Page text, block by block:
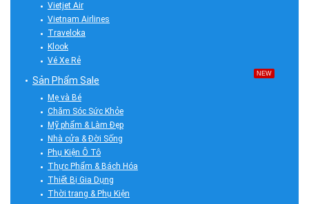
Vietjet Air
Vietnam Airlines
Traveloka
Klook
Vé Xe Rẻ
Sản Phẩm Sale
NEW
Mẹ và Bé
Chăm Sóc Sức Khỏe
Mỹ phẩm & Làm Đẹp
Nhà cửa & Đời Sống
Phụ Kiện Ô Tô
Thực Phẩm & Bách Hóa
Thiết Bị Gia Dụng
Thời trang & Phụ Kiện